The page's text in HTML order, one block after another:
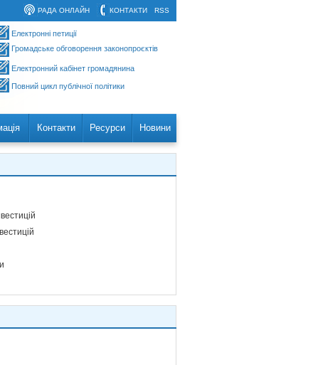
RSS
КОНТАКТИ
РАДА ОНЛАЙН
Електронні петиції
Громадське обговорення законопроєктів
Електронний кабінет громадянина
Повний цикл публічної політики
Контакти Ресурси Новини